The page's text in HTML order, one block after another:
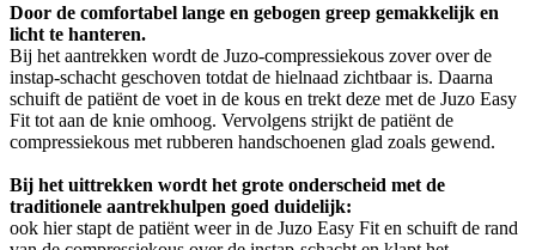
Door de comfortabel lange en gebogen greep gemakkelijk en
licht te hanteren.
Bij het aantrekken wordt de Juzo-compressiekous zover over de
instap-schacht geschoven totdat de hielnaad zichtbaar is. Daarna
schuift de patiënt de voet in de kous en trekt deze met de Juzo Easy
Fit tot aan de knie omhoog. Vervolgens strijkt de patiënt de
compressiekous met rubberen handschoenen glad zoals gewend.
Bij het uittrekken wordt het grote onderscheid met de
traditionele aantrekhulpen goed duidelijk:
ook hier stapt de patiënt weer in de Juzo Easy Fit en schuift de rand